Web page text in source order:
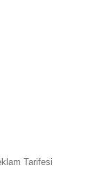
Tarifesi